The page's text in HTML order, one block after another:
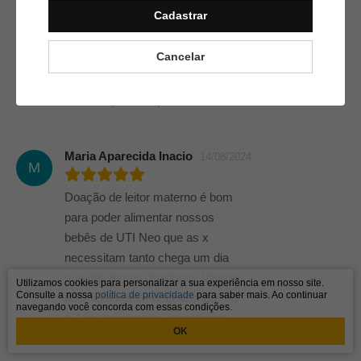
Cadastrar
Cancelar
Mauriza Gomes Veloso
16/08/2024
M
Maria Aparecida Inacio
Doação de leitor materno é bom
para poder alimentar nossos
bebês de UTI Neo que as x
necessitam tanto chega um dia
que não temos doadoras. Vamos
doar leite materno. Leite materno
é. Vida para nosso prematuros
Utilizamos cookies para personalizar a sua experiência em nosso site.
Consulte a nossa política de privacidade para saber mais. Ao continuar
navegando você concorda com essas condições.
OK